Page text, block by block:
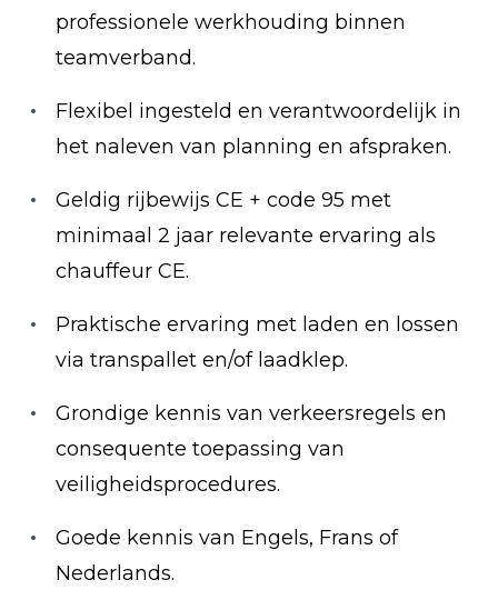
professionele werkhouding binnen
teamverband.
Flexibel ingesteld en verantwoordelijk in
het naleven van planning en afspraken.
Geldig rijbewijs CE + code 95 met
minimaal 2 jaar relevante ervaring als
chauffeur CE.
Praktische ervaring met laden en lossen
via transpallet en/of laadklep.
Grondige kennis van verkeersregels en
consequente toepassing van
veiligheidsprocedures.
Goede kennis van Engels, Frans of
Nederlands.